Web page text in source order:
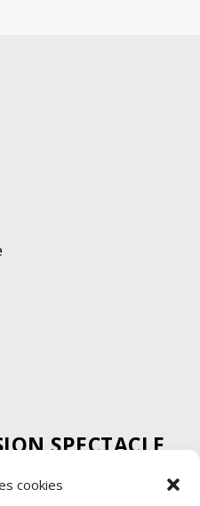
cookies
SPECTACLE